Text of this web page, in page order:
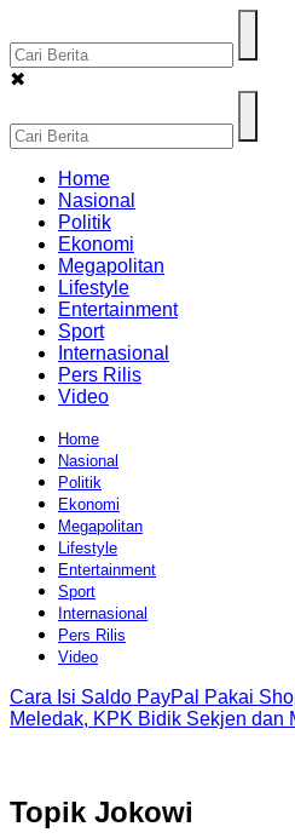
✖
Home
Nasional
Politik
Ekonomi
Megapolitan
Lifestyle
Entertainment
Sport
Internasional
Pers Rilis
Video
Home
Nasional
Politik
Ekonomi
Megapolitan
Lifestyle
Entertainment
Sport
Internasional
Pers Rilis
Video
Cara Isi Saldo PayPal Pakai
Meledak, KPK Bidik Sekjen dan
Topik Jokowi